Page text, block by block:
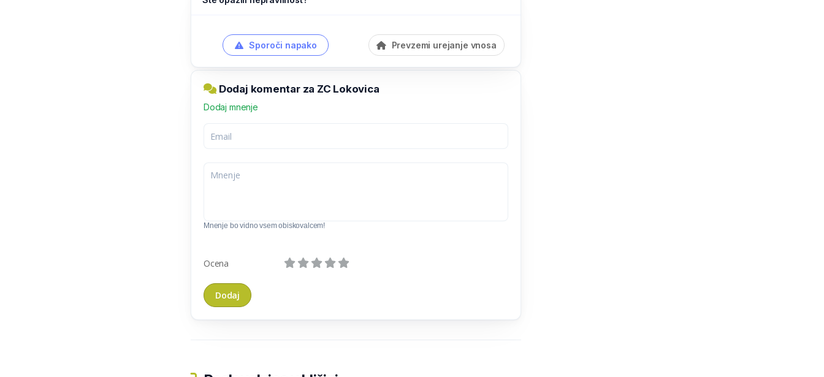
Sporoči napako Prevzemi urejanje vnosa
Dodaj komentar za ZC Lokovica
Dodaj mnenje
Mnenje bo vidno vsem obiskovalcem!
Ocena